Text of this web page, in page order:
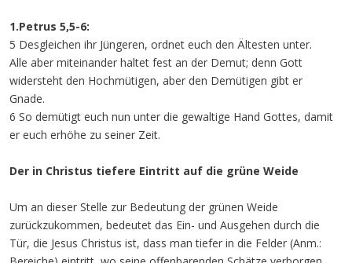
1.Petrus 5,5-6:
5 Desgleichen ihr Jüngeren, ordnet euch den Ältesten unter.
Alle aber miteinander haltet fest an der Demut; denn Gott
widersteht den Hochmütigen, aber den Demütigen gibt er
Gnade.
6 So demütigt euch nun unter die gewaltige Hand Gottes, damit
er euch erhöhe zu seiner Zeit.
Der in Christus tiefere Eintritt auf die grüne Weide
Um an dieser Stelle zur Bedeutung der grünen Weide
zurückzukommen, bedeutet das Ein- und Ausgehen durch die
Tür, die Jesus Christus ist, dass man tiefer in die Felder (Anm.: